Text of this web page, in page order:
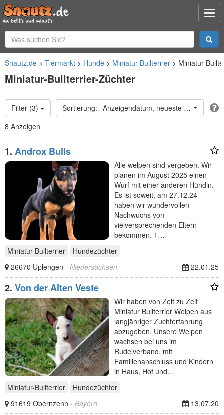
Snautz.de Tiermarkt Hunde Miniatur-Bullterrier Miniatur-
Miniatur-Bullterrier-Züchter
Filter (3)
Anzeigendatum, neueste oben
8 Anzeigen
1. Androx Bulls
Alle welpen sind vergeben. Wir
planen im August 2025 einen
Wurf mit einer anderen Hündin.
Es ist soweit, am 27.12.24
haben wir wundervollen
Nachwuchs von
vielversprechenden Eltern
bekommen. 1…
Miniatur-Bullterrier
Hundezüchter
26670 Uplengen - Niedersachsen 22.01.25
2. Von der Alten Veste
Wir haben von Zeit zu Zeit
Miniatur Bullterrier Welpen aus
langjähriger Zuchterfahrung
abzugeben. Unsere Welpen
wachsen bei uns im
Rudelverband, mit
Familienanschluss und Kindern
in Haus, Hof und…
Miniatur-Bullterrier
Hundezüchter
91619 Obernzenn - Bayern 13.07.20